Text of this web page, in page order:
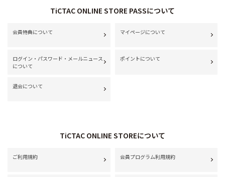
TiCTAC ONLINE STORE PASSについて
会員特典について マイページについて
ログイン・パスワード・メールニュース
について
ポイントについて
退会について
TiCTAC ONLINE STOREについて
ご利用規約 会員プログラム利用規約